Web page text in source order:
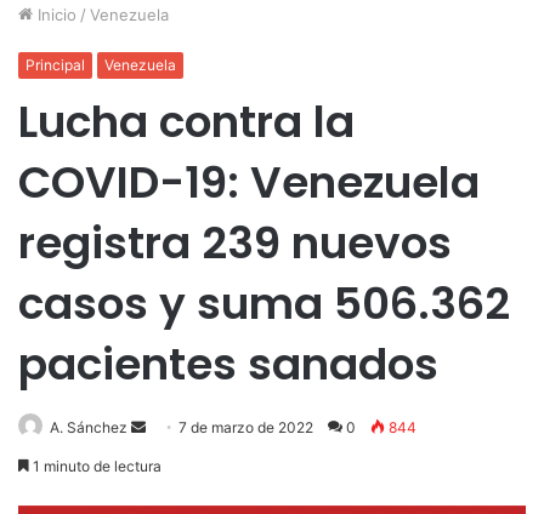
Inicio / Venezuela
Principal Venezuela
Lucha contra la
COVID-19: Venezuela
registra 239 nuevos
casos y suma 506.362
pacientes sanados
A. Sánchez
Send7 de marzo de 2022 0 844
1 minuto de lectura